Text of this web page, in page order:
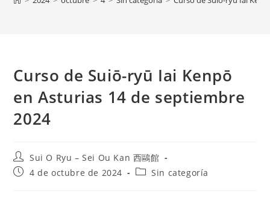
Curso de Suiō-ryū Iai Kenpō
en Asturias 14 de septiembre
2024
Sui O Ryu – Sei Ou Kan 西鷗館
4 de octubre de 2024
Sin categoría